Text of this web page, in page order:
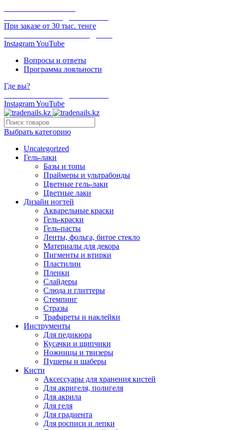
При заказе от 30 тыс. тенге
InstagramYouTube
Вопросы и ответы
Программа лояльности
Где вы?
InstagramYouTube
Выбрать категорию
Uncategorized
Гель-лаки
Базы и топы
Праймеры и ультрабонды
Цветные гель-лаки
Цветные лаки
Дизайн ногтей
Акварельные краски
Гель-краски
Гель-пасты
Ленты, фольга, битое стекло
Материалы для декора
Пигменты и втирки
Пластилин
Пленки
Слайдеры
Слюда и глиттеры
Стемпинг
Стразы
Трафареты и наклейки
Инструменты
Для педикюра
Кусачки и щипчики
Ножницы и твизеры
Пушеры и шаберы
Кисти
Аксессуары для хранения кистей
Для акригеля, полигеля
Для акрила
Для геля
Для градиента
Для росписи и лепки